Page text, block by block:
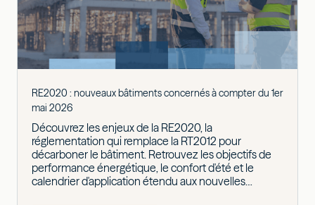
RE2020 : nouveaux bâtiments concernés à compter du 1er
mai 2026
Découvrez les enjeux de la RE2020, la
réglementation qui remplace la RT2012 pour
décarboner le bâtiment. Retrouvez les objectifs de
performance énergétique, le confort d'été et le
calendrier d'application étendu aux nouvelles